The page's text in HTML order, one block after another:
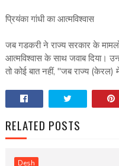
प्रियंका गांधी का आत्मविश्वास
जब गडकरी ने राज्य सरकार के
आत्मविश्वास के साथ जवाब दिया।
तो कोई बात नहीं, "जब राज्य
RELATED POSTS
Desh